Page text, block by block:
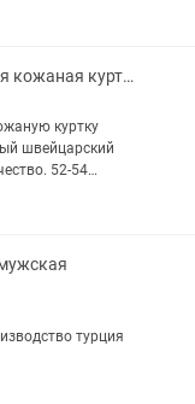
Strellson. Мужская кожаная куртка из Швейцарии. Стильная и современная.
куртку
швейцарский
52-54
цвет.
турция